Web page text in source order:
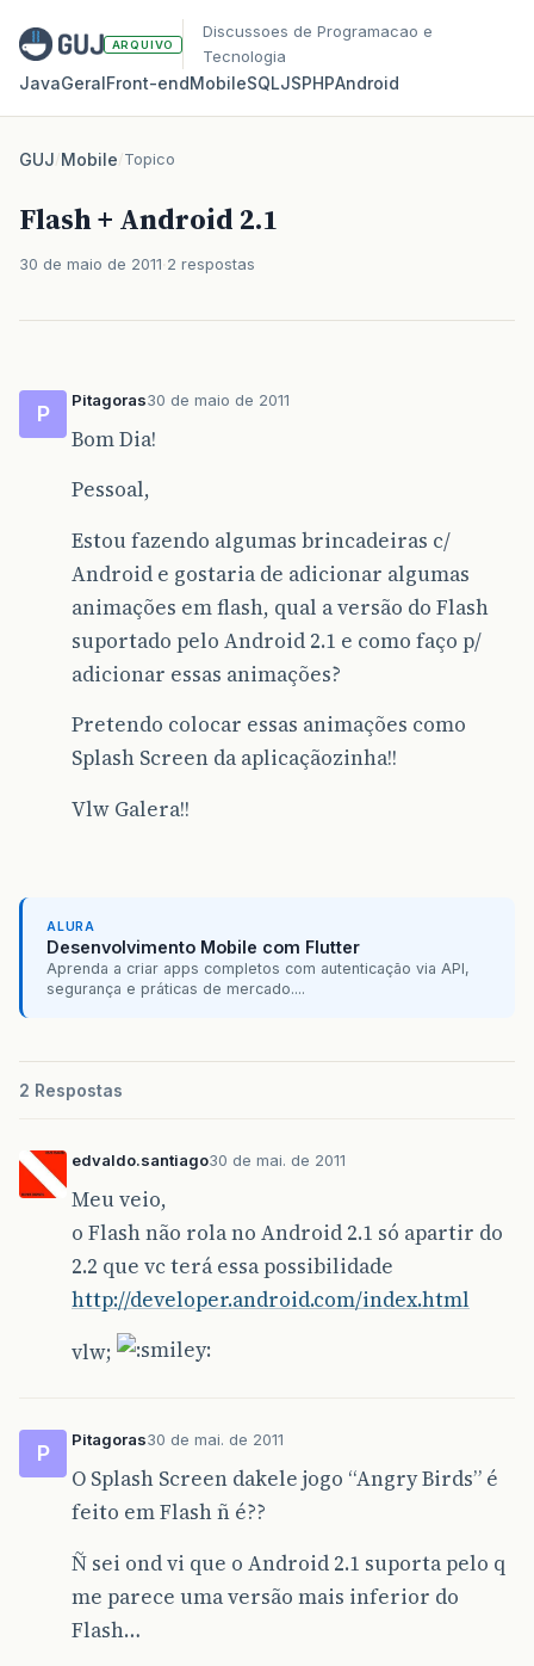
ARQUIVO
Discussoes de Programacao e
Tecnologia
JavaGeralFront‑endMobileSQLJSPHPAndroid
GUJ/Mobile/Topico
Flash + Android 2.1
30 de maio de 2011 2 respostas
P
Pitagoras30 de maio de 2011
Bom Dia!
Pessoal,
Estou fazendo algumas brincadeiras c/
Android e gostaria de adicionar algumas
animações em flash, qual a versão do Flash
suportado pelo Android 2.1 e como faço p/
adicionar essas animações?
Pretendo colocar essas animações como
Splash Screen da aplicaçãozinha!!
Vlw Galera!!
ALURA
Desenvolvimento Mobile com Flutter
Aprenda a criar apps completos com autenticação via API,
segurança e práticas de mercado....
2 Respostas
edvaldo.santiago30 de mai. de 2011
Meu veio,
o Flash não rola no Android 2.1 só apartir do
2.2 que vc terá essa possibilidade
http://developer.android.com/index.html
vlw;
P
Pitagoras30 de mai. de 2011
O Splash Screen dakele jogo “Angry Birds” é
feito em Flash ñ é??
Ñ sei ond vi que o Android 2.1 suporta pelo q
me parece uma versão mais inferior do
Flash…